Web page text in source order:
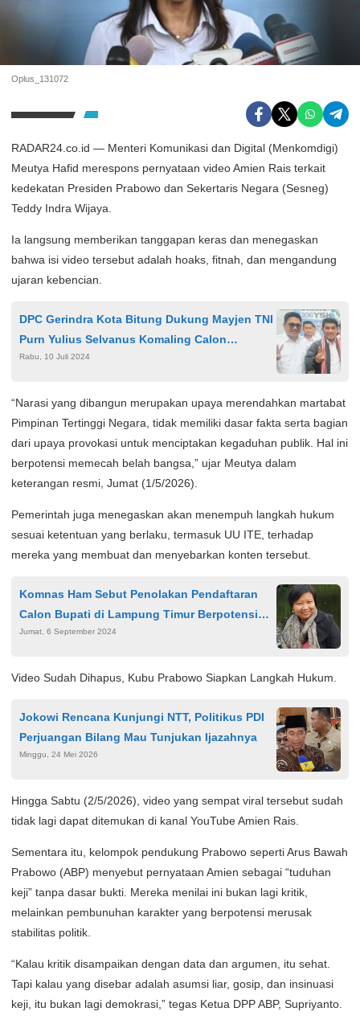
Oplus_131072
RADAR24.co.id — Menteri Komunikasi dan Digital (Menkomdigi)
Meutya Hafid merespons pernyataan video Amien Rais terkait
kedekatan Presiden Prabowo dan Sekertaris Negara (Sesneg)
Teddy Indra Wijaya.
Ia langsung memberikan tanggapan keras dan menegaskan
bahwa isi video tersebut adalah hoaks, fitnah, dan mengandung
ujaran kebencian.
DPC Gerindra Kota Bitung Dukung Mayjen TNI
Purn Yulius Selvanus Komaling Calon
Gubernur Sulut
Rabu, 10 Juli 2024
“Narasi yang dibangun merupakan upaya merendahkan martabat
Pimpinan Tertinggi Negara, tidak memiliki dasar fakta serta bagian
dari upaya provokasi untuk menciptakan kegaduhan publik. Hal ini
berpotensi memecah belah bangsa,” ujar Meutya dalam
keterangan resmi, Jumat (1/5/2026).
Pemerintah juga menegaskan akan menempuh langkah hukum
sesuai ketentuan yang berlaku, termasuk UU ITE, terhadap
mereka yang membuat dan menyebarkan konten tersebut.
Komnas Ham Sebut Penolakan Pendaftaran
Calon Bupati di Lampung Timur Berpotensi
Langgar HAM
Jumat, 6 September 2024
Video Sudah Dihapus, Kubu Prabowo Siapkan Langkah Hukum.
Jokowi Rencana Kunjungi NTT, Politikus PDI
Perjuangan Bilang Mau Tunjukan Ijazahnya
Minggu, 24 Mei 2026
Hingga Sabtu (2/5/2026), video yang sempat viral tersebut sudah
tidak lagi dapat ditemukan di kanal YouTube Amien Rais.
Sementara itu, kelompok pendukung Prabowo seperti Arus Bawah
Prabowo (ABP) menyebut pernyataan Amien sebagai “tuduhan
keji” tanpa dasar bukti. Mereka menilai ini bukan lagi kritik,
melainkan pembunuhan karakter yang berpotensi merusak
stabilitas politik.
“Kalau kritik disampaikan dengan data dan argumen, itu sehat.
Tapi kalau yang disebar adalah asumsi liar, gosip, dan insinuasi
keji, itu bukan lagi demokrasi,” tegas Ketua DPP ABP, Supriyanto.